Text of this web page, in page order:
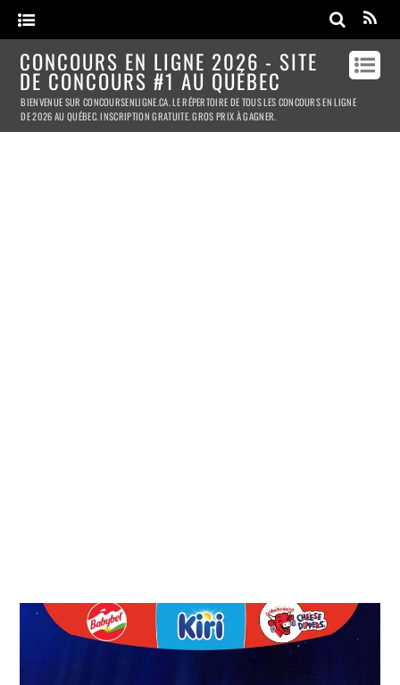
CONCOURS EN LIGNE 2026 - SITE
DE CONCOURS #1 AU QUÉBEC
BIENVENUE SUR CONCOURSENLIGNE.CA. LE RÉPERTOIRE DE TOUS LES CONCOURS EN LIGNE
DE 2026 AU QUÉBEC. INSCRIPTION GRATUITE. GROS PRIX À GAGNER.